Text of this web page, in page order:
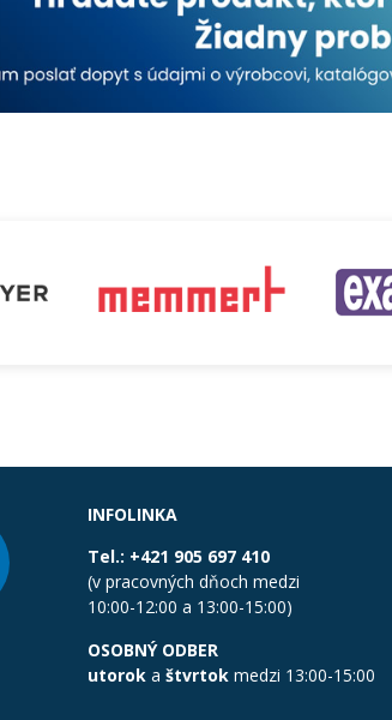
INFOLINKA
Tel.: +421 905 697 410
(v pracovných dňoch medzi
10:00-12:00 a 13:00-15:00)
OSOBNÝ ODBER
utorok a štvrtok medzi 13:00-15:00